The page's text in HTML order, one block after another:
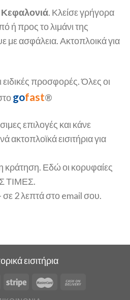
Κεφαλονιά. Κλείσε γρήγορα
ή προς το λιμάνι της
με ασφάλεια. Ακτοπλοικά για
προσφορές. Όλες οι
gofast®
επιλογές και κάνε
ακτοπλοϊκά εισιτήρια για
κράτηση. Εδώ οι κορυφαίες
ΤΙΜΕΣ.
2 λεπτά στο email σου.
εισιτήρια